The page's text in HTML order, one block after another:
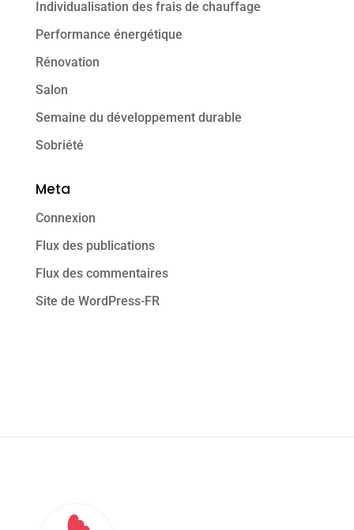
Individualisation des frais de chauffage
Performance énergétique
Rénovation
Salon
Semaine du développement durable
Sobriété
Meta
Connexion
Flux des publications
Flux des commentaires
Site de WordPress-FR